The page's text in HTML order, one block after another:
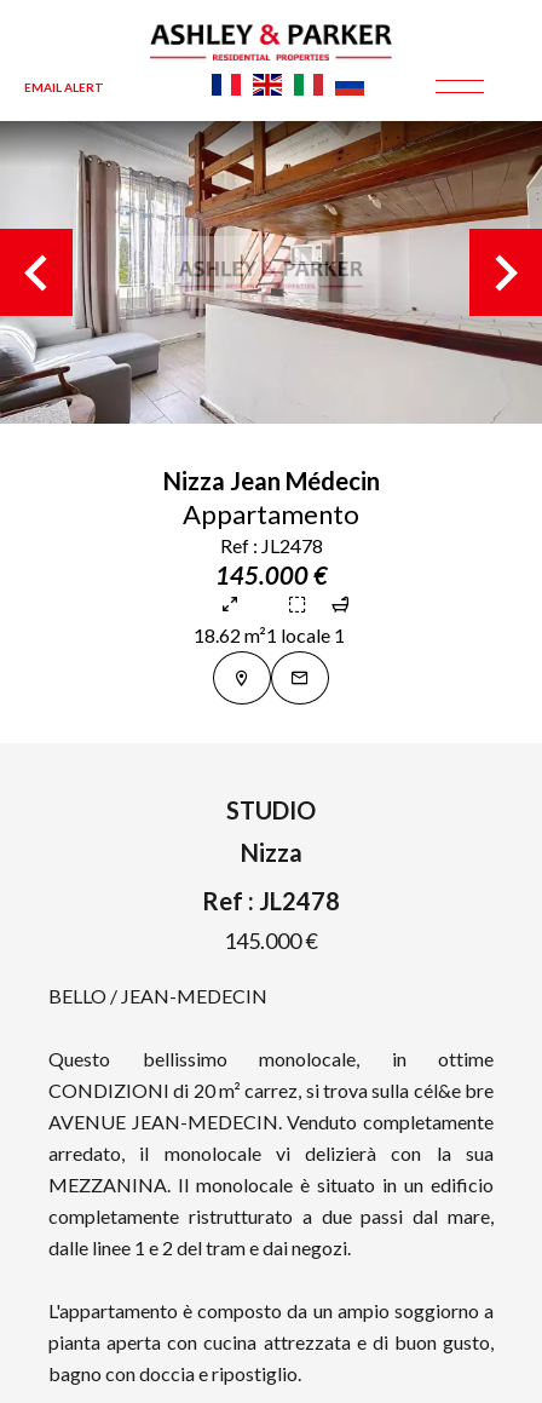
EMAIL ALERT
Nizza Jean Médecin
Appartamento
Ref : JL2478
145.000 €
18.62 m²1 locale 1
STUDIO
Nizza
Ref : JL2478
145.000 €
BELLO / JEAN-MEDECIN
Questo bellissimo monolocale, in ottime
CONDIZIONI di 20 m² carrez, si trova sulla cél&e bre
AVENUE JEAN-MEDECIN. Venduto completamente
arredato, il monolocale vi delizierà con la sua
MEZZANINA. Il monolocale è situato in un edificio
completamente ristrutturato a due passi dal mare,
dalle linee 1 e 2 del tram e dai negozi.
L'appartamento è composto da un ampio soggiorno a
pianta aperta con cucina attrezzata e di buon gusto,
bagno con doccia e ripostiglio.